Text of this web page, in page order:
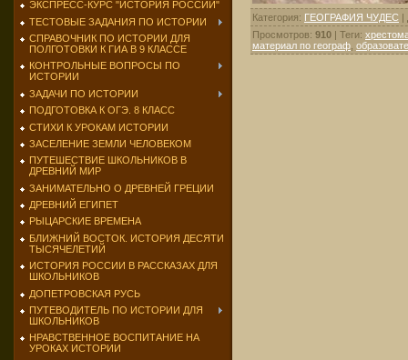
ЭКСПРЕСС-КУРС "ИСТОРИЯ РОССИИ"
ТЕСТОВЫЕ ЗАДАНИЯ ПО ИСТОРИИ
СПРАВОЧНИК ПО ИСТОРИИ ДЛЯ
ПОЛГОТОВКИ К ГИА В 9 КЛАССЕ
КОНТРОЛЬНЫЕ ВОПРОСЫ ПО
ИСТОРИИ
ЗАДАЧИ ПО ИСТОРИИ
ПОДГОТОВКА К ОГЭ. 8 КЛАСС
СТИХИ К УРОКАМ ИСТОРИИ
ЗАСЕЛЕНИЕ ЗЕМЛИ ЧЕЛОВЕКОМ
ПУТЕШЕСТВИЕ ШКОЛЬНИКОВ В
ДРЕВНИЙ МИР
ЗАНИМАТЕЛЬНО О ДРЕВНЕЙ ГРЕЦИИ
ДРЕВНИЙ ЕГИПЕТ
РЫЦАРСКИЕ ВРЕМЕНА
БЛИЖНИЙ ВОСТОК. ИСТОРИЯ ДЕСЯТИ
ТЫСЯЧЕЛЕТИЙ
ИСТОРИЯ РОССИИ В РАССКАЗАХ ДЛЯ
ШКОЛЬНИКОВ
ДОПЕТРОВСКАЯ РУСЬ
ПУТЕВОДИТЕЛЬ ПО ИСТОРИИ ДЛЯ
ШКОЛЬНИКОВ
НРАВСТВЕННОЕ ВОСПИТАНИЕ НА
УРОКАХ ИСТОРИИ
Категория: ГЕОГРАФИЯ ЧУДЕС |
Просмотров: 910 | Теги:
материал по географ